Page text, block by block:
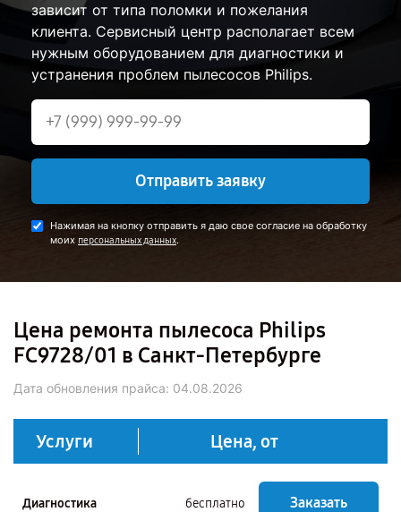
зависит от типа поломки и пожелания
клиента. Сервисный центр располагает всем
нужным оборудованием для диагностики и
устранения проблем пылесосов Philips.
Отправить заявку
Нажимая на кнопку отправить я даю свое согласие на обработку
моих персональных данных.
Цена ремонта пылесоса Philips
FC9728/01 в Санкт-Петербурге
Дата обновления прайса: 04.08.2026
Услуги Цена, от
Диагностика бесплатно Заказать